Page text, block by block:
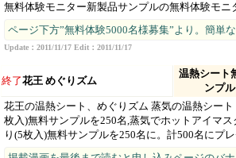
無料体験モニター新製品サンプルの無料体験モニ
ページ下方”無料体験5000名様募集”より。簡単
Update：2011/11/17 Edit：2011/11/17
終了花王 めぐりズム
温熱シート
ンプル
花王の温熱シート、めぐりズム 蒸気の温熱シー
枚入)無料サンプルを250名,蒸気でホットアイマ
り(5枚入)無料サンプルを250名に。計500名にプレ